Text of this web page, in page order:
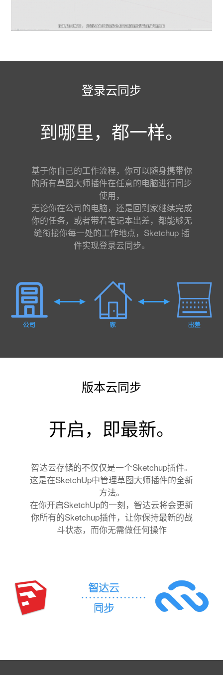
登录云同步
到哪里，都一样。
基于你自己的工作流程，你可以随身携带你
的所有草图大师插件在任意的电脑进行同步
使用，
无论你在公司的电脑，还是回到家继续完成
你的任务，或者带着笔记本出差，都能够无
缝衔接你每一处的工作地点，Sketchup 插
件实现登录云同步。
版本云同步
开启，即最新。
智达云存储的不仅仅是一个Sketchup插件。
这是在SketchUp中管理草图大师插件的全新
方法。
在你开启SketchUp的一刻，智达云将会更新
你所有的Sketchup插件，让你保持最新的战
斗状态，而你无需做任何操作